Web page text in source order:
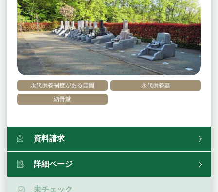
永代供養制度がある霊園
永代供養墓
納骨堂
資料請求
詳細ページ
未チェック